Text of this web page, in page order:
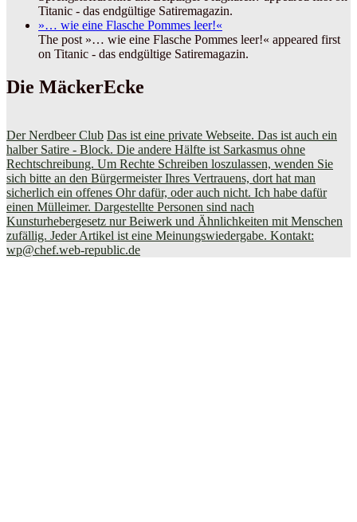
Titanic - das endgültige Satiremagazin.
»… wie eine Flasche Pommes leer!«
The post »… wie eine Flasche Pommes leer!« appeared first
on Titanic - das endgültige Satiremagazin.
Die MäckerEcke
Der Nerdbeer Club Das ist eine private Webseite. Das ist auch ein
halber Satire - Block. Die andere Hälfte ist Sarkasmus ohne
Rechtschreibung. Um Rechte Schreiben loszulassen, wenden Sie
sich bitte an den Bürgermeister Ihres Vertrauens, dort hat man
sicherlich ein offenes Ohr dafür, oder auch nicht. Ich habe dafür
einen Mülleimer. Dargestellte Personen sind nach
Kunsturhebergesetz nur Beiwerk und Ähnlichkeiten mit Menschen
zufällig. Jeder Artikel ist eine Meinungswiedergabe. Kontakt:
wp@chef.web-republic.de